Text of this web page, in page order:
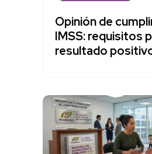
Opinión de
IMSS: requisitos
resultado